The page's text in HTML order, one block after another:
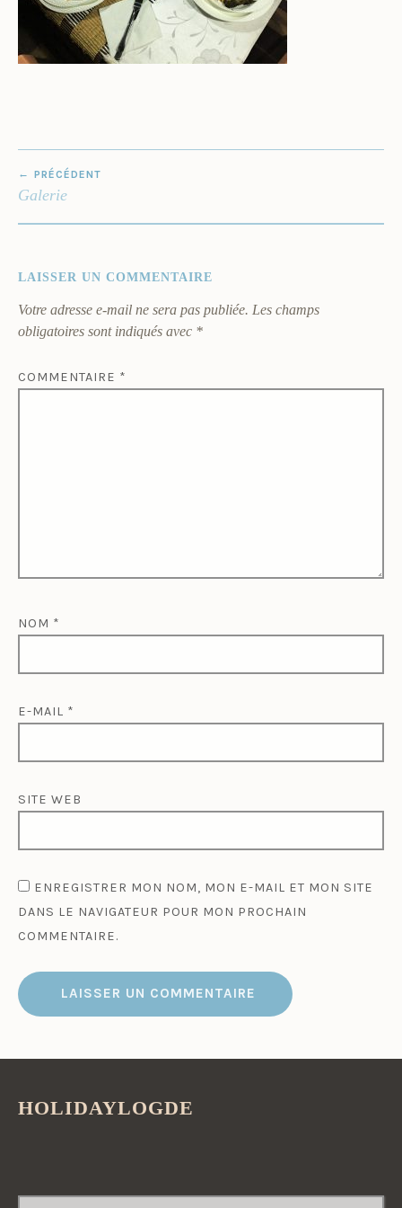
NAVIGATION
DE
L’ARTICLE
PRÉCÉDENT
Galerie
LAISSER UN COMMENTAIRE
Votre adresse e-mail ne sera pas publiée. Les champs
obligatoires sont indiqués avec *
COMMENTAIRE *
NOM *
E-MAIL *
SITE WEB
ENREGISTRER MON NOM, MON E-MAIL ET MON SITE
DANS LE NAVIGATEUR POUR MON PROCHAIN
COMMENTAIRE.
HOLIDAYLOGDE